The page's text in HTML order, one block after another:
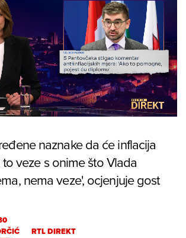
/
naznake da će inflacija
veze s onime što Vlada
nema veze', ocjenjuje gost
RTL DIREKT